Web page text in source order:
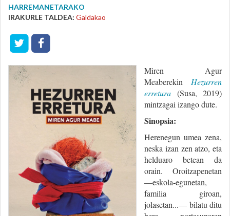
HARREMANETARAKO
IRAKURLE TALDEA: Galdakao
Miren Agur
Meaberekin Hezurren
erretura (Susa, 2019)
mintzagai izango dute.
Sinopsia:
Herenegun umea zena,
neska izan zen atzo, eta
helduaro betean da
orain. Oroitzapenetan
—eskola-egunetan,
familia giroan,
jolasetan...— bilatu ditu